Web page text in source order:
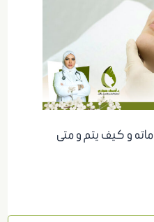
و كيف يتم و متى